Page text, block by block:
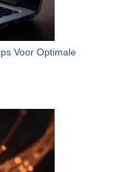
Voor Optimale